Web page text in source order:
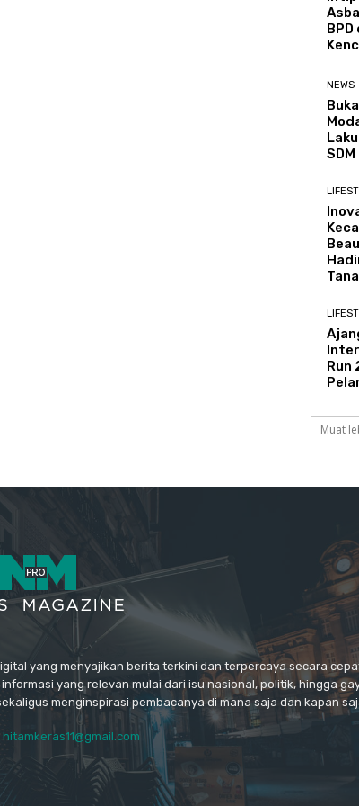
BPD
NEWS
Muat
yang menyajikan berita terkini dan terpercaya secara
yang relevan mulai dari isu nasional, politik, hingga
menginspirasi pembacanya di mana saja dan kapan
hitamkeras11@gmail.com